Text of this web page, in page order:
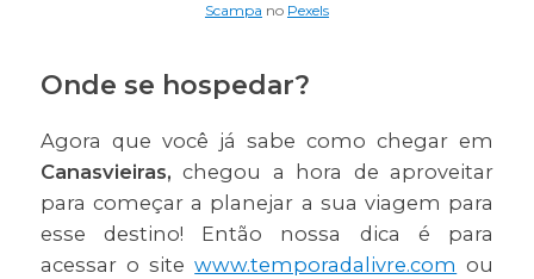
Scampa no Pexels
Onde se hospedar?
Agora que você já sabe como chegar em
Canasvieiras, chegou a hora de aproveitar
para começar a planejar a sua viagem para
esse destino! Então nossa dica é para
acessar o sitewww.temporadalivre.com ou